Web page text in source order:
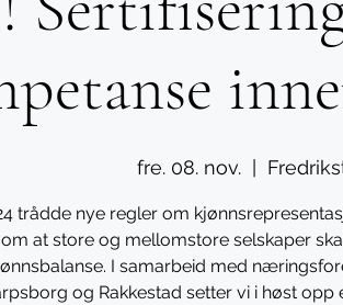
fre. 08. nov.
  |
trådde nye regler om
at store og mellomstore selskaper
I samarbeid med
og Rakkestad setter vi i høst opp